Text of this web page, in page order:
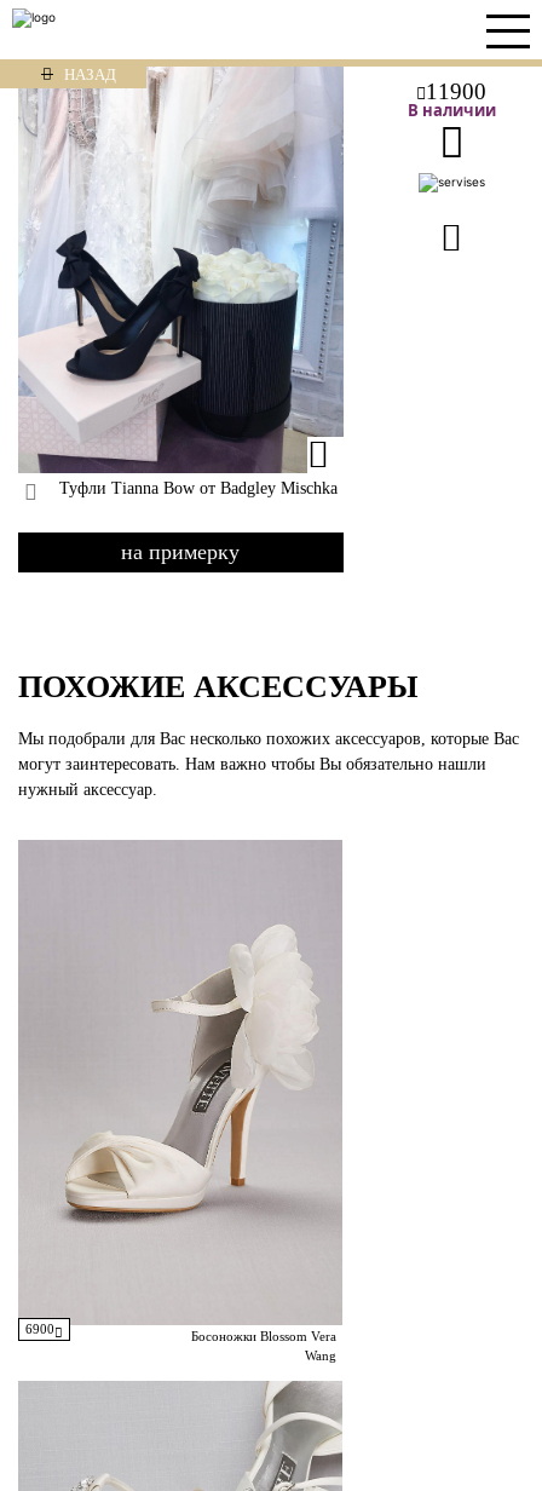
НАЗАД
11900
В наличии
Туфли Tianna Bow от Badgley Mischka
на примерку
ПОХОЖИЕ АКСЕССУАРЫ
Мы подобрали для Вас несколько похожих аксессуаров, которые Вас
могут заинтересовать. Нам важно чтобы Вы обязательно нашли
нужный аксессуар.
6900
Босоножки Blossom Vera
Wang